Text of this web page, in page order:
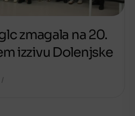
zmagala na 20.
izzivu Dolenjske
/